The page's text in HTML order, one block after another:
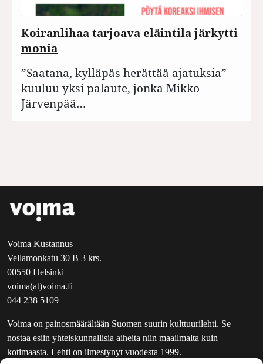
Koiranlihaa tarjoava eläintila järkytti
monia
”Saatana, kylläpäs herättää ajatuksia”
kuuluu yksi palaute, jonka Mikko
Järvenpää…
Voima Kustannus
Vellamonkatu 30 B 3 krs.
00550 Helsinki
voima(at)voima.fi
044 238 5109
Voima on painosmäärältään Suomen suurin kulttuurilehti. Se
nostaa esiin yhteiskunnallisia aiheita niin maailmalta kuin
kotimaasta. Lehti on ilmestynyt vuodesta 1999.